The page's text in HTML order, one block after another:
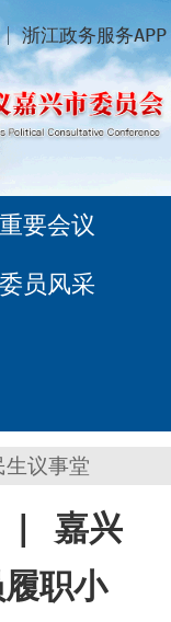
浙江政务服务APP
重要会议
委员风采
生议事堂
| 嘉兴
职小